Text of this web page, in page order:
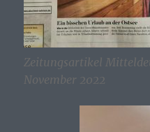
Zeitungsartikel
November 2022